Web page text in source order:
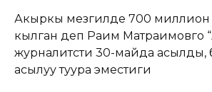
Акыркы мезгилде 700
кылган деп Раим Матраимовго
журналитсти 30-майда асылды,
асылуу туура эместиги